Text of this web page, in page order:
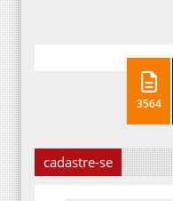
3564
cadastre-se